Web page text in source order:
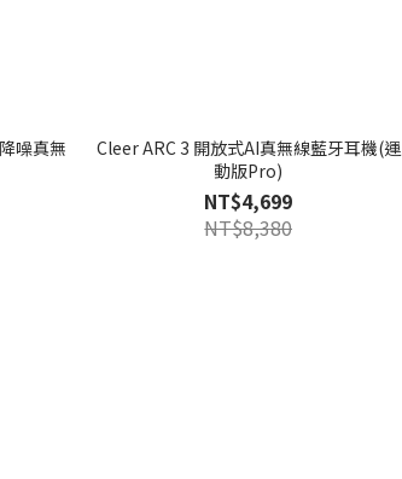
Cleer ARC 3 開放式AI真無線藍牙耳機(運
動版Pro)
NT$4,699
NT$8,380